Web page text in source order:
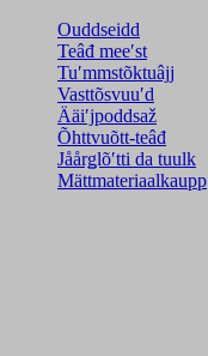
Ouddseidd
Teâđ meeʹst
Tuʹmmstõktuâjj
Vasttõsvuuʹd
Ääiʹjpoddsaž
Õhttvuõtt-teâđ
Jåårǥlõʹtti da tuulk
Mättmateriaalkaupp